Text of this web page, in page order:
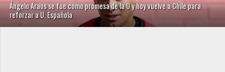
Ángelo Araos se fue como promesa de la U y hoy vuelve a Chile para
reforzar a U. Española